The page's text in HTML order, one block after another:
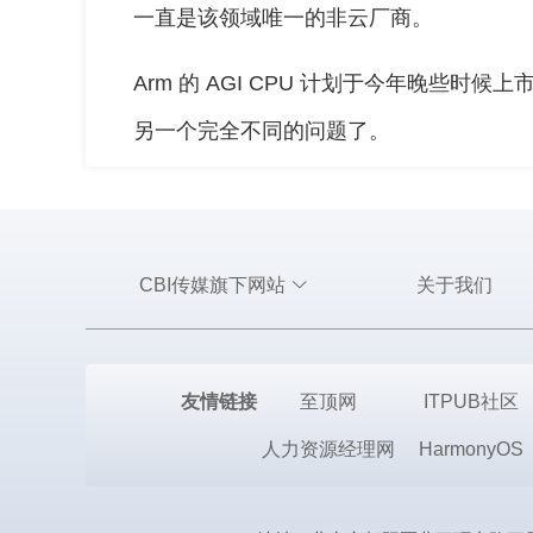
一直是该领域唯一的非云厂商。
Arm 的 AGI CPU 计划于今年晚些时候上
另一个完全不同的问题了。
CBI传媒旗下网站 关于我们
友情链接 至顶网 ITPUB社区
人力资源经理网 HarmonyOS